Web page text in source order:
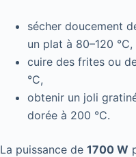
sécher doucement
un plat à 80–120 °C,
cuire des frites ou
°C,
obtenir un joli
dorée à 200 °C.
La puissance de 1700 W